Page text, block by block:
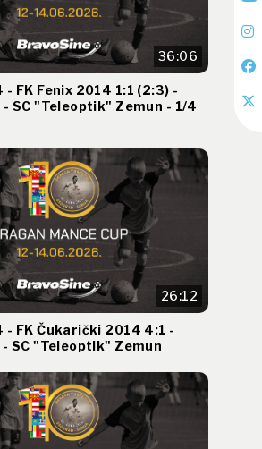
36:06
- FK Fenix 2014 1:1 (2:3) -
SC "Teleoptik" Zemun - 1/4
26:12
- FK Čukarički 2014 4:1 -
SC "Teleoptik" Zemun